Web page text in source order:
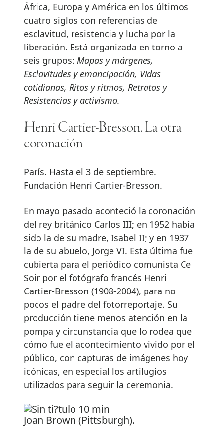
África, Europa y América en los últimos
cuatro siglos con referencias de
esclavitud, resistencia y lucha por la
liberación. Está organizada en torno a
seis grupos: Mapas y márgenes,
Esclavitudes y emancipación, Vidas
cotidianas, Ritos y ritmos, Retratos y
Resistencias y activismo.
Henri Cartier-Bresson. La otra
coronación
París. Hasta el 3 de septiembre.
Fundación Henri Cartier-Bresson.
En mayo pasado aconteció la coronación
del rey británico Carlos III; en 1952 había
sido la de su madre, Isabel II; y en 1937
la de su abuelo, Jorge VI. Esta última fue
cubierta para el periódico comunista Ce
Soir por el fotógrafo francés Henri
Cartier-Bresson (1908-2004), para no
pocos el padre del fotorreportaje. Su
producción tiene menos atención en la
pompa y circunstancia que lo rodea que
cómo fue el acontecimiento vivido por el
público, con capturas de imágenes hoy
icónicas, en especial los artilugios
utilizados para seguir la ceremonia.
Joan Brown (Pittsburgh).